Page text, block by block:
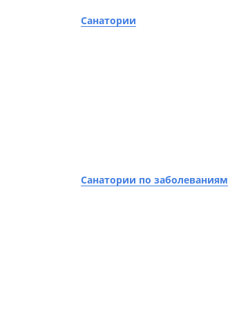
Санатории
Санатории по заболеваниям